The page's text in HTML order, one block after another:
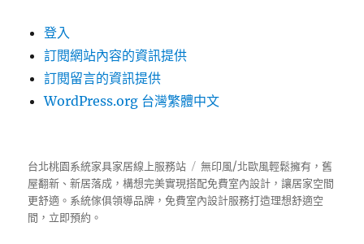
登入
訂閱網站內容的資訊提供
訂閱留言的資訊提供
WordPress.org 台灣繁體中文
台北桃園系統家具家居線上服務站
無印風/北歐風輕鬆擁有，舊
屋翻新、新居落成，構想完美實現搭配免費室內設計，讓居家空間
更舒適。 系統傢俱領導品牌，免費室內設計服務打造理想舒適空
間，立即預約。